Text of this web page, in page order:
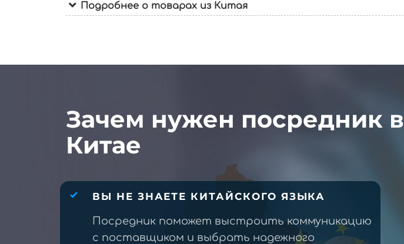
Подробнее о товарах из Китая
Зачем нужен посредник в
Китае
ВЫ НЕ ЗНАЕТЕ КИТАЙСКОГО ЯЗЫКА
Посредник поможет выстроить коммуникацию
с поставщиком и выбрать надежного